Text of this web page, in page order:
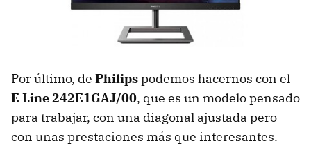
Por último, de Philipspodemos hacernos con el
E Line 242E1GAJ/00, que es un modelo pensado
para trabajar, con una diagonal ajustada pero
con unas prestaciones más que interesantes.